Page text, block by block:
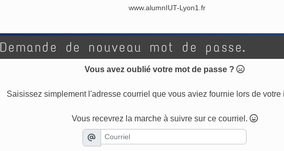
www.alumnIUT-Lyon1.fr
Demande de nouveau mot de passe.
Vous avez oublié votre mot de passe ?
Saisissez simplement l'adresse courriel que vous aviez fournie lors de votre
Vous recevrez la marche à suivre sur ce courriel.